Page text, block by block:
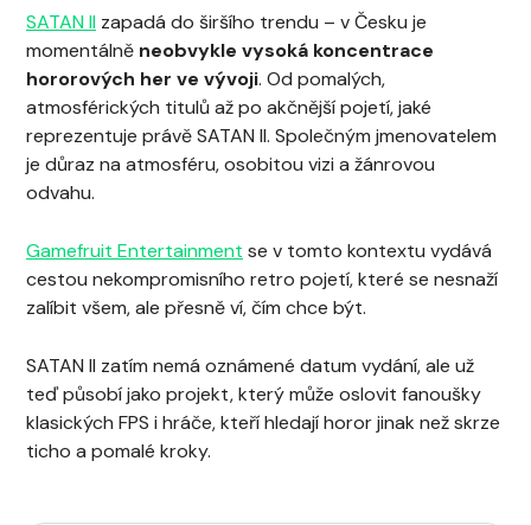
SATAN II zapadá do širšího trendu – v Česku je
momentálně neobvykle vysoká koncentrace
hororových her ve vývoji. Od pomalých,
atmosférických titulů až po akčnější pojetí, jaké
reprezentuje právě SATAN II. Společným jmenovatelem
je důraz na atmosféru, osobitou vizi a žánrovou
odvahu.
Gamefruit Entertainment se v tomto kontextu vydává
cestou nekompromisního retro pojetí, které se nesnaží
zalíbit všem, ale přesně ví, čím chce být.
SATAN II zatím nemá oznámené datum vydání, ale už
teď působí jako projekt, který může oslovit fanoušky
klasických FPS i hráče, kteří hledají horor jinak než skrze
ticho a pomalé kroky.